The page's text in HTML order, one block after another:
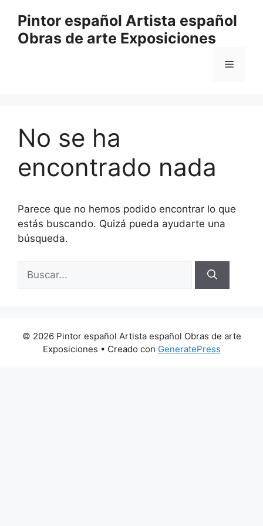
contenido
Pintor español Artista español
Obras de arte Exposiciones
Menú
No se ha
encontrado nada
Parece que no hemos podido encontrar lo que
estás buscando. Quizá pueda ayudarte una
búsqueda.
© 2026 Pintor español Artista español Obras de arte
Exposiciones • Creado con GeneratePress